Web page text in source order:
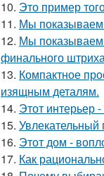
10. Это пример
11. Мы показываем
12. Мы показываем
финального
13. Компактное
изящным деталям.
14. Этот интерьер
15. Увлекательный
16. Этот дом -
17. Как